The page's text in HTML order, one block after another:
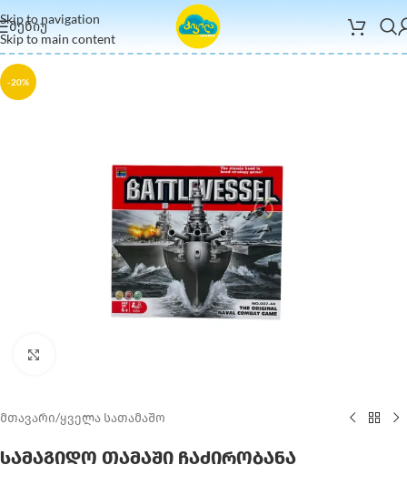
Skip to navigation
Skip to main content
ᲛᲔᲜᲘᲣ
-20%
მთავარი/ყველა სათამაშო
სამაგიდო თამაში ჩაძირობანა